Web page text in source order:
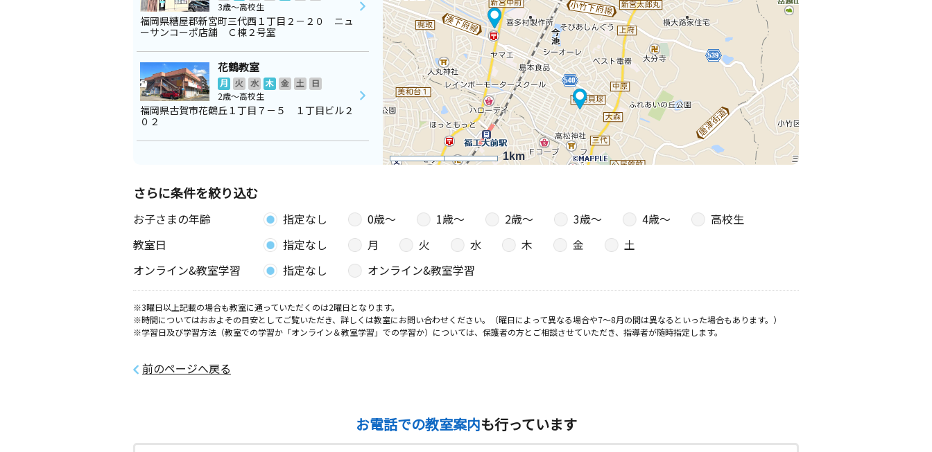
1km
3歳～高校生
福岡県糟屋郡新宮町三代西１丁目２－２０ ニュ
ーサンコーポ店舗 Ｃ棟２号室
花鶴教室
月 火 水 木 金 土
日
2歳～高校生
福岡県古賀市花鶴丘１丁目７－５ １丁目ビル２
０２
さらに条件を絞り込む
お子さまの年齢 指定なし 0歳〜 1歳〜 2歳〜 3歳〜 4歳〜
高校生
教室日
指定なし 月 火 水 木 金
土
オンライン&教室学習
指定なし オンライン&教室学習
※3曜日以上記載の場合も教室に通っていただくのは2曜日となります。
※時間についてはおおよその目安としてご覧いただき、詳しくは教室にお問い合わせください。（曜日によって異なる場合や7～8月の間は異なるといった場合もあります。）
※学習日及び学習方法（教室での学習か「オンライン＆教室学習」での学習か）については、保護者の方とご相談させていただき、指導者が随時指定します。
前のページへ戻る
お電話での教室案内も行っています